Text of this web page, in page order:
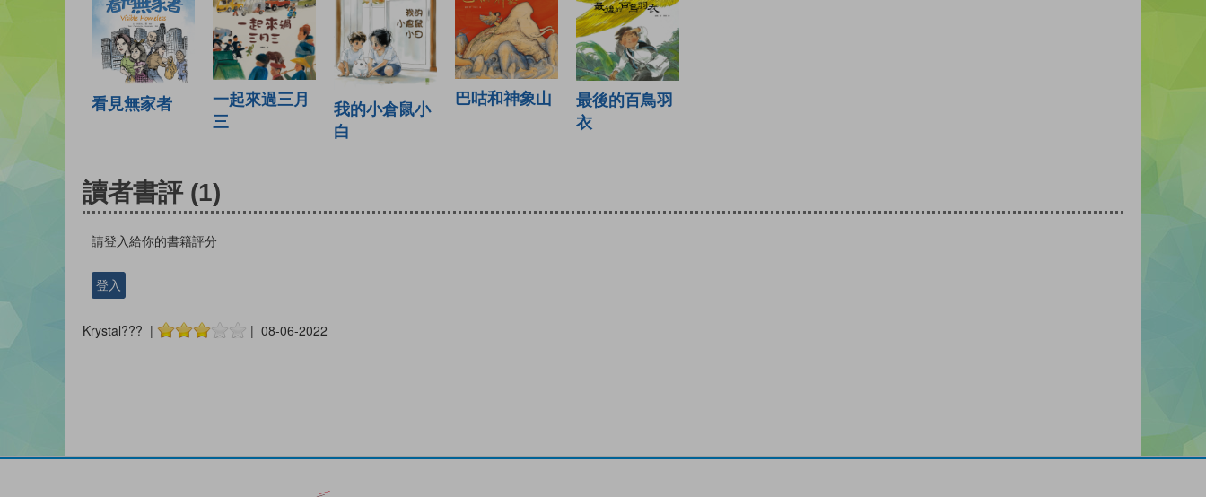
看見無家者
一起來過三月
三
我的小倉鼠小
白
巴咕和神象山
最後的百鳥羽
衣
讀者書評 (1)
請登入給你的書籍評分
登入
Krystal??? | | 08-06-2022